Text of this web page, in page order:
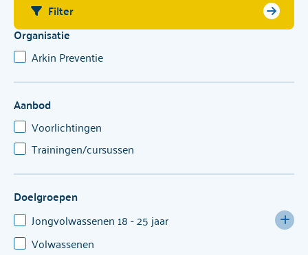
Filter
Organisatie
Arkin Preventie
Aanbod
Voorlichtingen
Trainingen/cursussen
Doelgroepen
Jongvolwassenen 18 - 25 jaar
KOPP/KOV
Volwassenen